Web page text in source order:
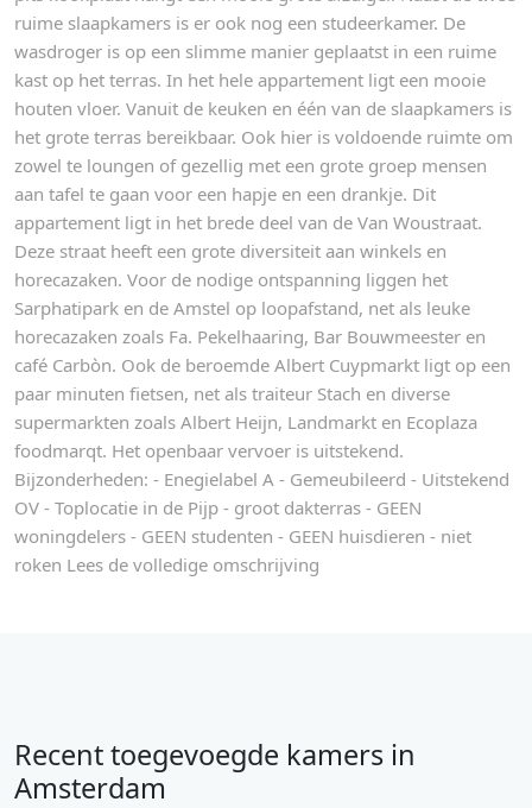
ruime slaapkamers is er ook nog een studeerkamer. De
wasdroger is op een slimme manier geplaatst in een ruime
kast op het terras. In het hele appartement ligt een mooie
houten vloer. Vanuit de keuken en één van de slaapkamers is
het grote terras bereikbaar. Ook hier is voldoende ruimte om
zowel te loungen of gezellig met een grote groep mensen
aan tafel te gaan voor een hapje en een drankje. Dit
appartement ligt in het brede deel van de Van Woustraat.
Deze straat heeft een grote diversiteit aan winkels en
horecazaken. Voor de nodige ontspanning liggen het
Sarphatipark en de Amstel op loopafstand, net als leuke
horecazaken zoals Fa. Pekelhaaring, Bar Bouwmeester en
café Carbòn. Ook de beroemde Albert Cuypmarkt ligt op een
paar minuten fietsen, net als traiteur Stach en diverse
supermarkten zoals Albert Heijn, Landmarkt en Ecoplaza
foodmarqt. Het openbaar vervoer is uitstekend.
Bijzonderheden: - Enegielabel A - Gemeubileerd - Uitstekend
OV - Toplocatie in de Pijp - groot dakterras - GEEN
woningdelers - GEEN studenten - GEEN huisdieren - niet
roken Lees de volledige omschrijving
Recent toegevoegde kamers in
Amsterdam